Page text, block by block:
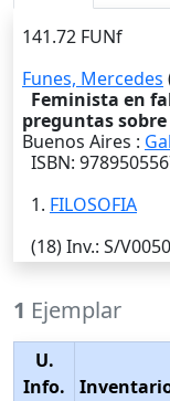
141.72 FUNf
Funes, Mercedes
Feminista en
preguntas
Buenos Aires :
ISBN:
1. FILOSOFIA
(18)Inv.: S/
1 Ejemplar
U.
Info.